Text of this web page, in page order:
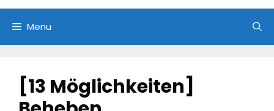
Menu
[13 Möglichkeiten]